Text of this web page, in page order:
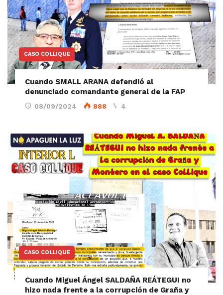
CASO COLLIQUE
Cuando SMALL ARANA defendió al
denunciado comandante general de la FAP
08/09/2024 888 4
CASO COLLIQUE
Cuando Miguel Ángel SALDAÑA REÁTEGUI no
hizo nada frente a la corrupción de Graña y